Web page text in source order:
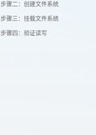
步骤二：创建文件系统
步骤三：挂载文件系统
步骤四：验证读写